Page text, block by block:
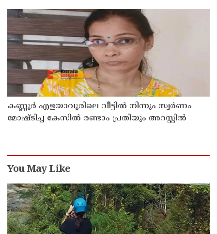
കണ്ണൂർ എളയാവൂരിലെ വീട്ടിൽ നിന്നും സ്വർണം
മോഷ്ടിച്ച കേസിൽ രണ്ടാം പ്രതിയും അറസ്റ്റിൽ
You May Like